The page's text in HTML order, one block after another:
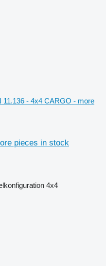
11.136 - 4x4 CARGO - more
pieces in stock
4x4